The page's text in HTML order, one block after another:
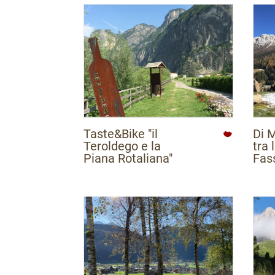
Strada dei Formaggi
Strada della Mela
Taste&Bike "il
Teroldego e la
Piana Rotaliana"
Di
tra